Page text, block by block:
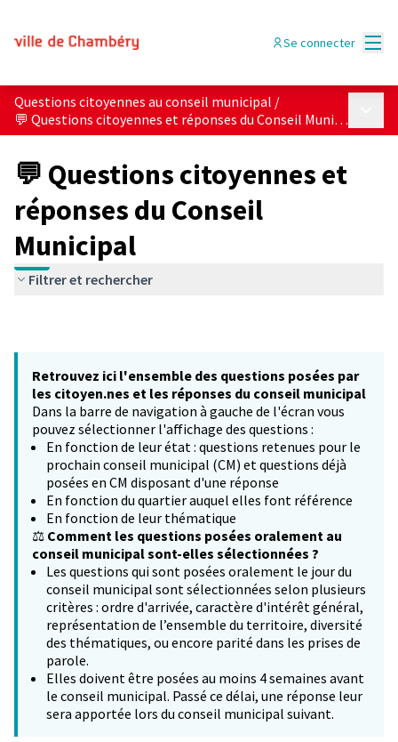
Se connecter
Questions citoyennes au conseil municipal /
💬 Questions citoyennes et réponses du Conseil Municipal
💬 Questions citoyennes et
réponses du Conseil
Municipal
Filtrer et rechercher
Retrouvez ici l'ensemble des questions posées par
les citoyen.nes et les réponses du conseil municipal
Dans la barre de navigation à gauche de l'écran vous
pouvez sélectionner l'affichage des questions :
En fonction de leur état : questions retenues pour le
prochain conseil municipal (CM) et questions déjà
posées en CM disposant d'une réponse
En fonction du quartier auquel elles font référence
En fonction de leur thématique
⚖️ Comment les questions posées oralement au
conseil municipal sont-elles sélectionnées ?
Les questions qui sont posées oralement le jour du
conseil municipal sont sélectionnées selon plusieurs
critères : ordre d'arrivée, caractère d'intérêt général,
représentation de l’ensemble du territoire, diversité
des thématiques, ou encore parité dans les prises de
parole.
Elles doivent être posées au moins 4 semaines avant
le conseil municipal. Passé ce délai, une réponse leur
sera apportée lors du conseil municipal suivant.